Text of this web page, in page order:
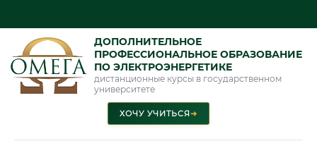
ДОПОЛНИТЕЛЬНОЕ
ПРОФЕССИОНАЛЬНОЕ ОБРАЗОВАНИЕ
ПО ЭЛЕКТРОЭНЕРГЕТИКЕ
дистанционные курсы в государственном
университете
ХОЧУ УЧИТЬСЯ➜